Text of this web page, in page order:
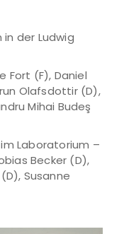
der Ludwig
Fort (F), Daniel
Olafsdottir (D),
Mihai Budeş
Laboratorium –
Becker (D),
Susanne